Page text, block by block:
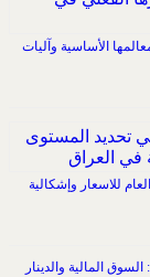
الأساسية وآليات
للاسعار وإشكالية
المالية والدينار